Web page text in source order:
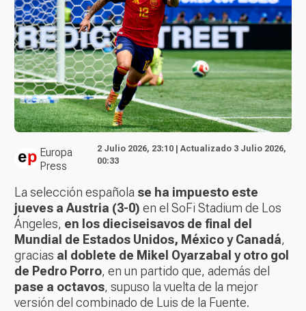
Europa
Press
2 Julio 2026, 23:10 | Actualizado 3 Julio 2026,
00:33
La selección española se ha impuesto este
jueves a Austria (3-0) en el SoFi Stadium de Los
Ángeles, en los dieciseisavos de final del
Mundial de Estados Unidos, México y Canadá,
gracias al doblete de Mikel Oyarzabal y otro gol
de Pedro Porro, en un partido que, además del
pase a octavos, supuso la vuelta de la mejor
versión del combinado de Luis de la Fuente.